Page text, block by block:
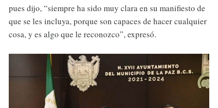
pues dijo, “siempre ha sido muy clara en su manifiesto de
que se les incluya, porque son capaces de hacer cualquier
cosa, y es algo que le reconozco”, expresó.